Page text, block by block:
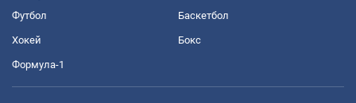
Футбол Баскетбол
Хокей Бокс
Формула-1